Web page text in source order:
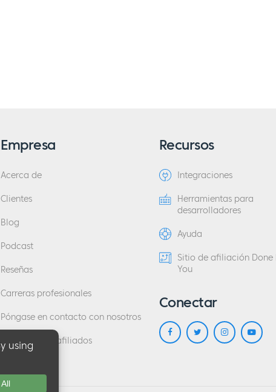
Empresa
Acerca de
Clientes
Blog
Podcast
Reseñas
Carreras profesionales
Póngase en contacto con nosotros
Programa de afiliados
Recursos
Integraciones
Herramientas para
desarrolladores
Ayuda
Sitio de afiliación Done
You
Conectar